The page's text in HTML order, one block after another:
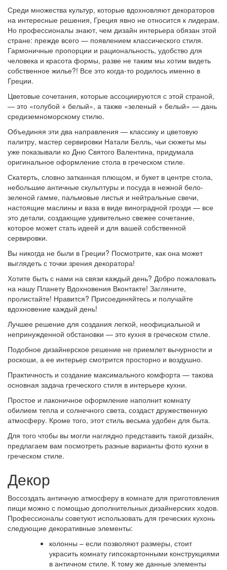
Среди множества культур, которые вдохновляют декораторов
на интересные решения, Греция явно не относится к лидерам.
Но профессионалы знают, чем дизайн интерьера обязан этой
стране: прежде всего — появлением классического стиля.
Гармоничные пропорции и рациональность, удобство для
человека и красота формы, разве не таким мы хотим видеть
собственное жилье?! Все это когда-то родилось именно в
Греции.
Цветовые сочетания, которые ассоциируются с этой страной,
— это «голубой + белый», а также «зеленый + белый» — дань
средиземноморскому стилю.
Объединяя эти два направления — классику и цветовую
палитру, мастер сервировки Натали Белль, чьи сюжеты мы
уже показывали ко Дню Святого Валентина, придумала
оригинальное оформление стола в греческом стиле.
Скатерть, словно затканная плющом, и букет в центре стола,
небольшие античные скульптуры и посуда в нежной бело-
зеленой гамме, пальмовые листья и нейтральные свечи,
настоящие маслины и ваза в виде виноградной грозди — все
это детали, создающие удивительно свежее сочетание,
которое может стать идеей и для вашей собственной
сервировки.
Вы никогда не были в Греции? Посмотрите, как она может
выглядеть с точки зрения декоратора!
Хотите быть с нами на связи каждый день? Добро пожаловать
на нашу Планету Вдохновения Вконтакте! Загляните,
пролистайте! Нравится? Присоединяйтесь и получайте
вдохновение каждый день!
Лучшее решение для создания легкой, неофициальной и
непринужденной обстановки — это кухня в греческом стиле.
Подобное дизайнерское решение не приемлет вычурности и
роскоши, а ее интерьер смотрится просторно и воздушно.
Практичность и создание максимального комфорта — такова
основная задача греческого стиля в интерьере кухни.
Простое и лаконичное оформление наполнит комнату
обилием тепла и солнечного света, создаст дружественную
атмосферу. Кроме того, этот стиль весьма удобен для быта.
Для того чтобы вы могли наглядно представить такой дизайн,
предлагаем вам посмотреть разные варианты фото кухни в
греческом стиле.
Декор
Воссоздать античную атмосферу в комнате для приготовления
пищи можно с помощью дополнительных дизайнерских ходов.
Профессионалы советуют использовать для греческих кухонь
следующие декоративные элементы:
колонны – если позволяют размеры, стоит
украсить комнату гипсокартонными конструкциями
в античном стиле. К тому же данные элементы